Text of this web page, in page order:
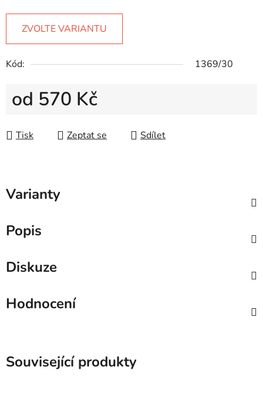
ZVOLTE VARIANTU
Kód: 1369/30
od 570 Kč
Tisk
Zeptat se Sdílet
Varianty
Popis
Diskuze
Hodnocení
Související produkty